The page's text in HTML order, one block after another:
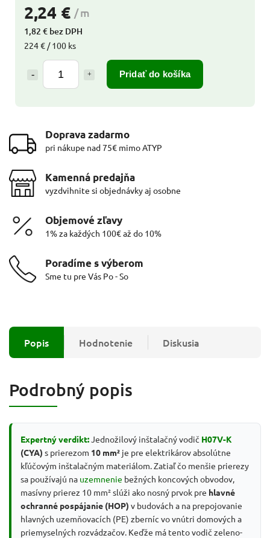
2,24 € / m
1,82 € bez DPH
224 € / 100 ks
Pridať do košíka
Doprava zadarmo
pri nákupe nad 75€ mimo ATYP
Kamenná predajňa
vyzdvihnite si objednávky aj osobne
Objemové zľavy
1% za každých 100€ až do 10%
Poradíme s výberom
Sme tu pre Vás Po - So
Popis Hodnotenie Diskusia
Podrobný popis
Expertný verdikt: Jednožilový inštalačný vodič H07V-K
(CYA) s prierezom 10 mm² je pre elektrikárov absolútne
kľúčovým inštalačným materiálom. Zatiaľ čo menšie prierezy
sa používajú na uzemnenie bežných koncových obvodov,
masívny prierez 10 mm² slúži ako nosný prvok pre hlavné
ochranné pospájanie (HOP) v budovách a na prepojovanie
hlavných uzemňovacích (PE) zberníc vo vnútri domových a
priemyselných rozvádzačov. Keďže má tento vodič zeleno-